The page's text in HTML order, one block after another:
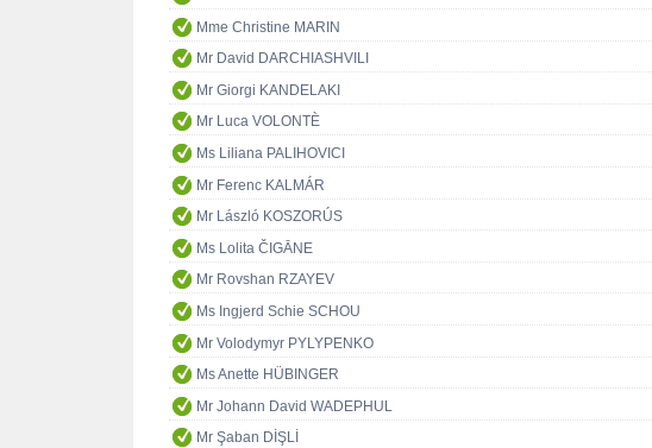
Mme Christine MARIN
Mr David DARCHIASHVILI
Mr Giorgi KANDELAKI
Mr Luca VOLONTÈ
Ms Liliana PALIHOVICI
Mr Ferenc KALMÁR
Mr László KOSZORÚS
Ms Lolita ČIGĀNE
Mr Rovshan RZAYEV
Ms Ingjerd Schie SCHOU
Mr Volodymyr PYLYPENKO
Ms Anette HÜBINGER
Mr Johann David WADEPHUL
Mr Şaban DİŞLİ